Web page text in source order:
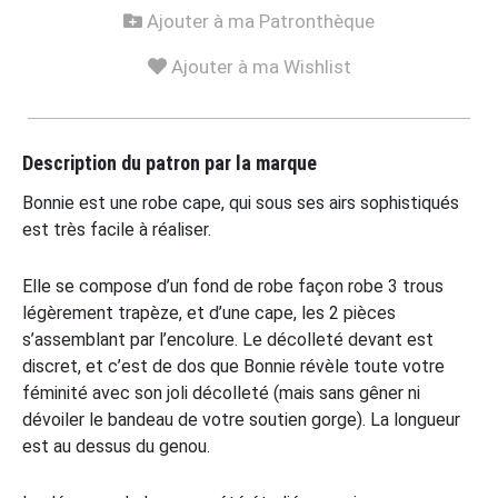
Ajouter à ma Patronthèque
Ajouter à ma Wishlist
Description du patron par la marque
Bonnie est une robe cape, qui sous ses airs sophistiqués
est très facile à réaliser.
Elle se compose d’un fond de robe façon robe 3 trous
légèrement trapèze, et d’une cape, les 2 pièces
s’assemblant par l’encolure. Le décolleté devant est
discret, et c’est de dos que Bonnie révèle toute votre
féminité avec son joli décolleté (mais sans gêner ni
dévoiler le bandeau de votre soutien gorge). La longueur
est au dessus du genou.